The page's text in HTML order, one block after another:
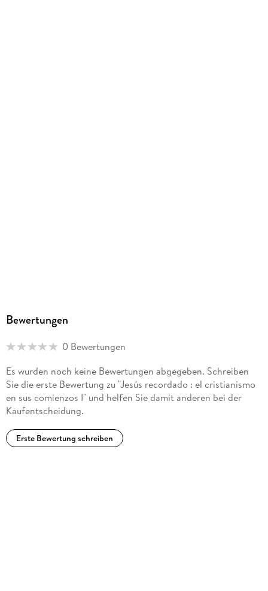
Bewertungen
0 Bewertungen
Es wurden noch keine Bewertungen abgegeben. Schreiben
Sie die erste Bewertung zu "Jesús recordado : el cristianismo
en sus comienzos I" und helfen Sie damit anderen bei der
Kaufentscheidung.
Erste Bewertung schreiben